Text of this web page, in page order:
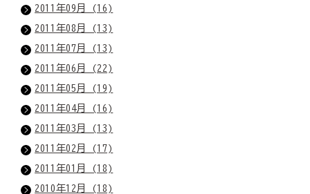
2011年09月 (16)
2011年08月 (13)
2011年07月 (13)
2011年06月 (22)
2011年05月 (19)
2011年04月 (16)
2011年03月 (13)
2011年02月 (17)
2011年01月 (18)
2010年12月 (18)